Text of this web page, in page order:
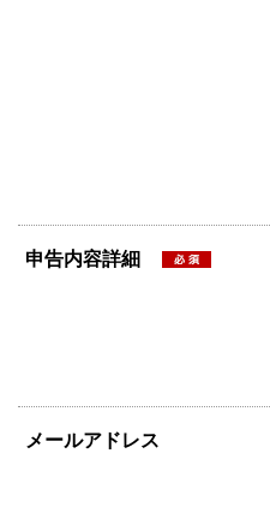
申告内容詳細
メールアドレス